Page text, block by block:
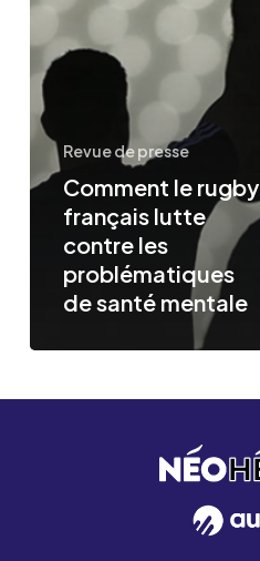
contre
les
problématiques
de
santé
mentale
Revue de presse
Comment le rugby
français lutte
contre les
problématiques
de santé mentale